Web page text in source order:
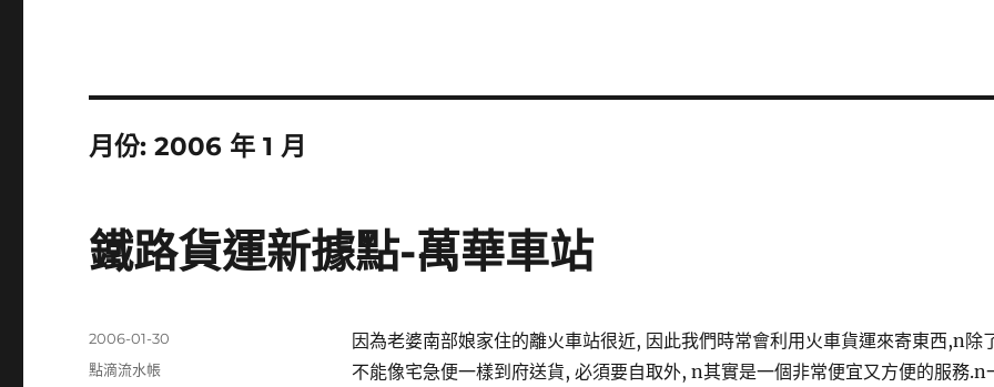
月份:2006 年 1 月
鐵路貨運新據點-萬華車站
因為老婆南部娘家住的離火車站很近, 因此我們時常會利用火車貨運來寄東西,n除
不能像宅急便一樣到府送貨, 必須要自取外, n其實是一個非常便宜又方便的服務.n
發
佈
2006-01-30
分
點滴流水帳